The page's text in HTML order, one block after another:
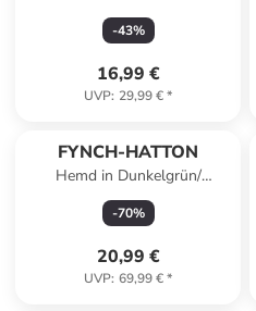
in Blau - (L)50 x (B)50 cm
-43%
16,99 €
UVP: 29,99 €*
FYNCH-HATTON
Hemd in Dunkelgrün/
Dunkelblau
-70%
20,99 €
UVP: 69,99 €*